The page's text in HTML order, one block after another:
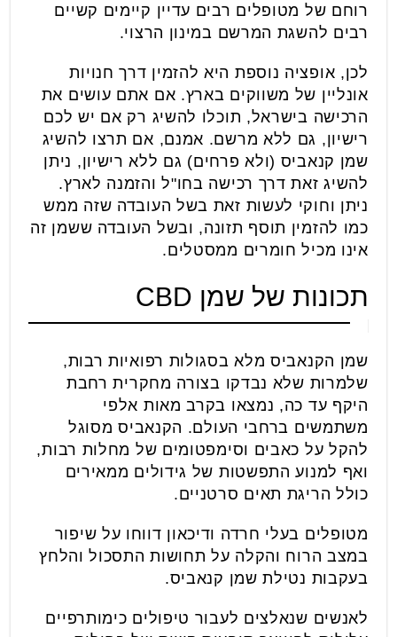
רוחם של מטופלים רבים עדיין קיימים קשיים
רבים להשגת המרשם במינון הרצוי.
לכן, אופציה נוספת היא להזמין דרך חנויות
אונליין של משווקים בארץ. אם אתם עושים את
הרכישה בישראל, תוכלו להשיג רק אם יש לכם
רישיון, גם ללא מרשם. אמנם, אם תרצו להשיג
שמן קנאביס (ולא פרחים) גם ללא רישיון, ניתן
להשיג זאת דרך רכישה בחו"ל והזמנה לארץ.
ניתן וחוקי לעשות זאת בשל העובדה שזה ממש
כמו להזמין תוסף תזונה, ובשל העובדה ששמן זה
אינו מכיל חומרים ממסטלים.
תכונות של שמן CBD
שמן הקנאביס מלא בסגולות רפואיות רבות,
שלמרות שלא נבדקו בצורה מחקרית רחבת
היקף עד כה, נמצאו בקרב מאות אלפי
משתמשים ברחבי העולם. הקנאביס מסוגל
להקל על כאבים וסימפטומים של מחלות רבות,
ואף למנוע התפשטות של גידולים ממאירים
כולל הריגת תאים סרטניים.
מטופלים בעלי חרדה ודיכאון דווחו על שיפור
במצב הרוח והקלה על תחושות התסכול והלחץ
בעקבות נטילת שמן קנאביס.
לאנשים שנאלצים לעבור טיפולים כימותרפיים